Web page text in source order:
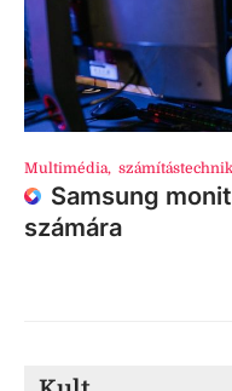
Multimédia,
Samsung
számára